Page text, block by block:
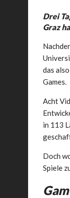
Drei
Graz
das
Games.
Acht
in 113
Doch
Spiele